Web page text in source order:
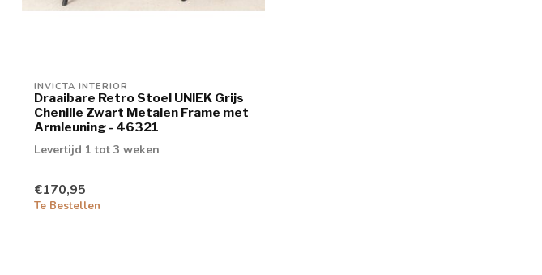
INVICTA INTERIOR
Draaibare Retro Stoel UNIEK Grijs
Chenille Zwart Metalen Frame met
Armleuning - 46321
Levertijd 1 tot 3 weken
€170,95
Te Bestellen